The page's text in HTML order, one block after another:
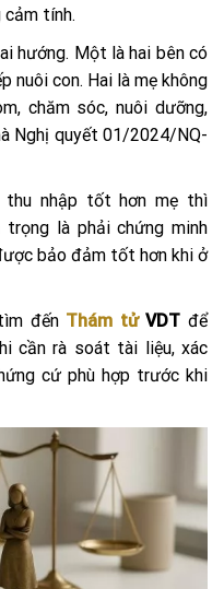
cảm tính.
hướng. Một là hai bên có
nuôi con. Hai là mẹ không
chăm sóc, nuôi dưỡng,
Nghị quyết 01/2024/NQ-
thu nhập tốt hơn mẹ thì
là phải chứng minh
bảo đảm tốt hơn khi ở
đến Thám tửVDT để
cần rà soát tài liệu, xác
cứ phù hợp trước khi